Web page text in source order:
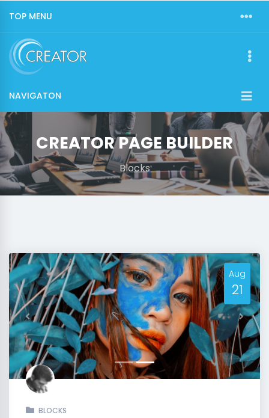
TOP MENU
NAVIGATON
CREATOR PAGE BUILDER
Blocks
Previous Next
Aug
21
BLOCKS